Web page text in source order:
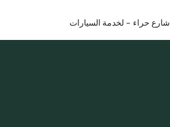
شارع حراء - لخدمة السيارات